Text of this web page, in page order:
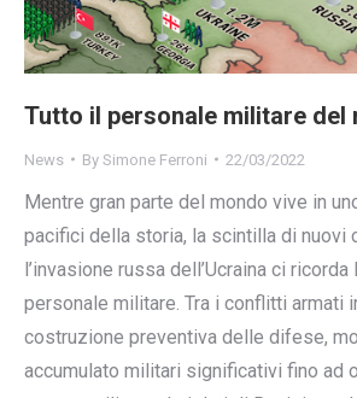
Tutto il personale militare del
News By Simone Ferroni 22/03/2022
Mentre gran parte del mondo vive in
pacifici della storia, la scintilla di nuovi
l’invasione russa dell’Ucraina ci ricorda
personale militare. Tra i conflitti armati
costruzione preventiva delle difese,
accumulato militari significativi fino ad